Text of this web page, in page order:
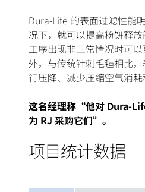
Dura-Life 的表面过滤性能
况下，就可以提高粉饼释
工序出现非正常情况时可
外，与传统针刺毛毡相比
行压降、减少压缩空气消耗
这名经理称“他对 Dura-
为 RJ 采购它们”。
项目统计数据